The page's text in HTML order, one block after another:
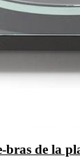
bras de la